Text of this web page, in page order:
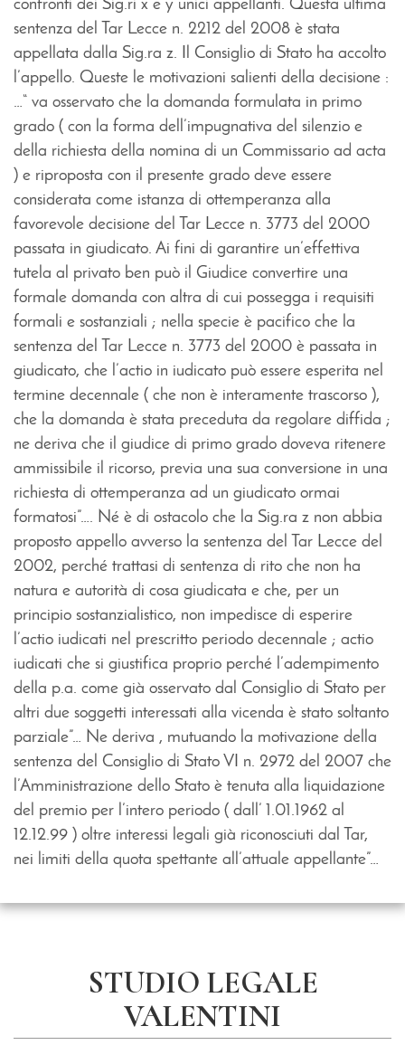
confronti dei Sig.ri x e y unici appellanti. Questa ultima
sentenza del Tar Lecce n. 2212 del 2008 è stata
appellata dalla Sig.ra z. Il Consiglio di Stato ha accolto
l’appello. Queste le motivazioni salienti della decisione :
…“ va osservato che la domanda formulata in primo
grado ( con la forma dell’impugnativa del silenzio e
della richiesta della nomina di un Commissario ad acta
) e riproposta con il presente grado deve essere
considerata come istanza di ottemperanza alla
favorevole decisione del Tar Lecce n. 3773 del 2000
passata in giudicato. Ai fini di garantire un’effettiva
tutela al privato ben può il Giudice convertire una
formale domanda con altra di cui possegga i requisiti
formali e sostanziali ; nella specie è pacifico che la
sentenza del Tar Lecce n. 3773 del 2000 è passata in
giudicato, che l’actio in iudicato può essere esperita nel
termine decennale ( che non è interamente trascorso ),
che la domanda è stata preceduta da regolare diffida ;
ne deriva che il giudice di primo grado doveva ritenere
ammissibile il ricorso, previa una sua conversione in una
richiesta di ottemperanza ad un giudicato ormai
formatosi”…. Né è di ostacolo che la Sig.ra z non abbia
proposto appello avverso la sentenza del Tar Lecce del
2002, perché trattasi di sentenza di rito che non ha
natura e autorità di cosa giudicata e che, per un
principio sostanzialistico, non impedisce di esperire
l’actio iudicati nel prescritto periodo decennale ; actio
iudicati che si giustifica proprio perché l’adempimento
della p.a. come già osservato dal Consiglio di Stato per
altri due soggetti interessati alla vicenda è stato soltanto
parziale”… Ne deriva , mutuando la motivazione della
sentenza del Consiglio di Stato VI n. 2972 del 2007 che
l’Amministrazione dello Stato è tenuta alla liquidazione
del premio per l’intero periodo ( dall’ 1.01.1962 al
12.12.99 ) oltre interessi legali già riconosciuti dal Tar,
nei limiti della quota spettante all’attuale appellante”…
STUDIO LEGALE
VALENTINI